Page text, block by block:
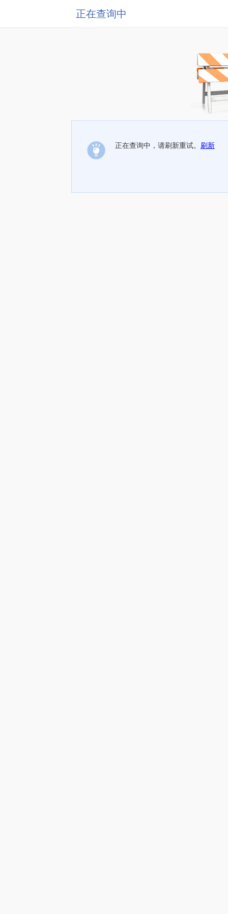
正在查询中
正在查询中，请刷新重试。 刷新